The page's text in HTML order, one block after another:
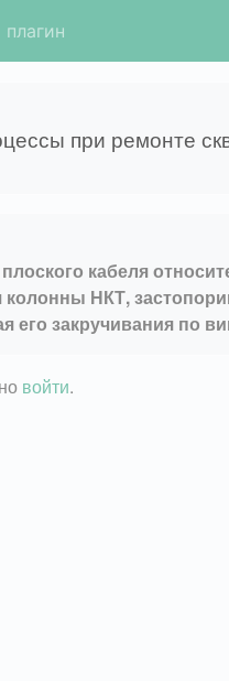
плагин
при ремонте
кабеля
колонны НКТ,
его закручивания по
войти.